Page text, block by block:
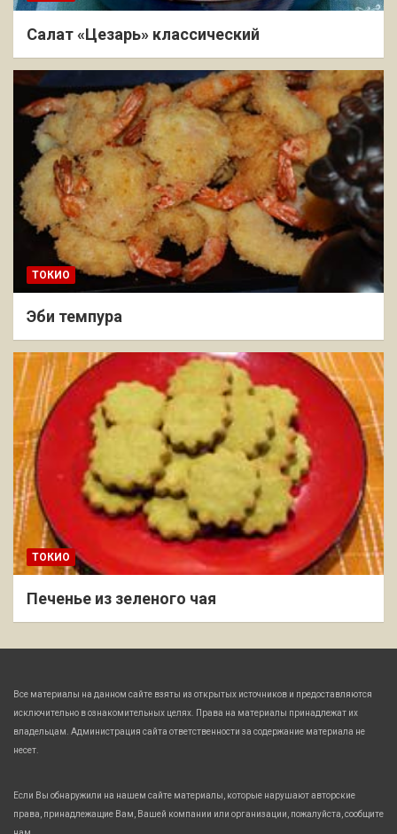
Салат «Цезарь» классический
ТОКИО
Эби темпура
ТОКИО
Печенье из зеленого чая
Все материалы на данном сайте взяты из открытых источников и предоставляются
исключительно в ознакомительных целях. Права на материалы принадлежат их
владельцам. Администрация сайта ответственности за содержание материала не
несет.
Если Вы обнаружили на нашем сайте материалы, которые нарушают авторские
права, принадлежащие Вам, Вашей компании или организации, пожалуйста, сообщите